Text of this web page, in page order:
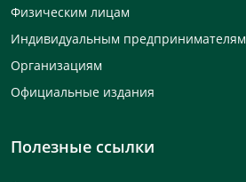
Физическим лицам
Индивидуальным предпринимателям
Организациям
Официальные издания
Полезные ссылки